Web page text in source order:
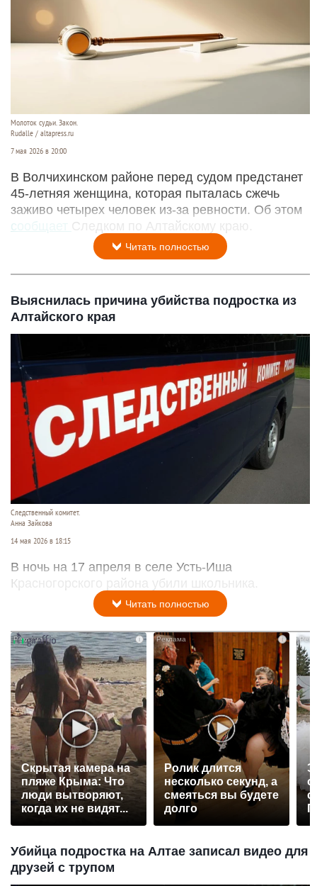
Молоток судьи. Закон.
Rudalle / altapress.ru
7 мая 2026 в 20:00
В Волчихинском районе перед судом предстанет
45-летняя женщина, которая пыталась сжечь
заживо четырех человек из-за ревности. Об этом
сообщает Следком по Алтайскому краю.
Читать полностью
Выяснилась причина убийства подростка из
Алтайского края
Следственный комитет.
Анна Зайкова
14 мая 2026 в 18:15
В ночь на 17 апреля в селе Усть-Иша
Красногорского района убили школьника.
Читать полностью
i
Скрытая камера на
пляже Крыма: Что
люди вытворяют,
когда их не видят...
Ролик длится
несколько секунд, а
смеяться вы будете
долго
Убийца подростка на Алтае записал видео для
друзей с трупом